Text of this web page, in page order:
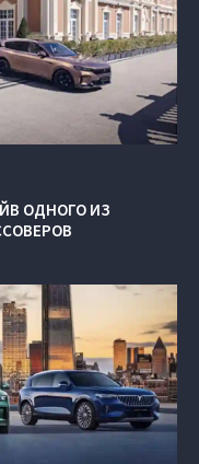
ОДНОГО ИЗ